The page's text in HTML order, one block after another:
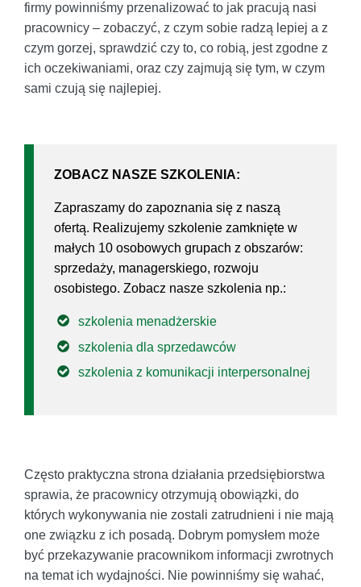
firmy powinniśmy przenalizować to jak pracują nasi
pracownicy – zobaczyć, z czym sobie radzą lepiej a z
czym gorzej, sprawdzić czy to, co robią, jest zgodne z
ich oczekiwaniami, oraz czy zajmują się tym, w czym
sami czują się najlepiej.
ZOBACZ NASZE SZKOLENIA:
Zapraszamy do zapoznania się z naszą
ofertą. Realizujemy szkolenie zamknięte w
małych 10 osobowych grupach z obszarów:
sprzedaży, managerskiego, rozwoju
osobistego. Zobacz nasze szkolenia np.:
szkolenia menadżerskie
szkolenia dla sprzedawców
szkolenia z komunikacji interpersonalnej
Często praktyczna strona działania przedsiębiorstwa
sprawia, że pracownicy otrzymują obowiązki, do
których wykonywania nie zostali zatrudnieni i nie mają
one związku z ich posadą. Dobrym pomysłem może
być przekazywanie pracownikom informacji zwrotnych
na temat ich wydajności. Nie powinniśmy się wahać,